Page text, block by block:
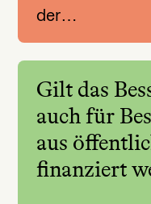
der…
Gilt das
auch für
aus
finanziert